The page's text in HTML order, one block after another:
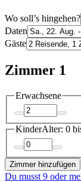
Wo soll’s hingehen?
Daten
Gäste
Zimmer 1
Erwachsene
KinderAlter: 0
Zimmer hinzufügen
Du musst 9 oder